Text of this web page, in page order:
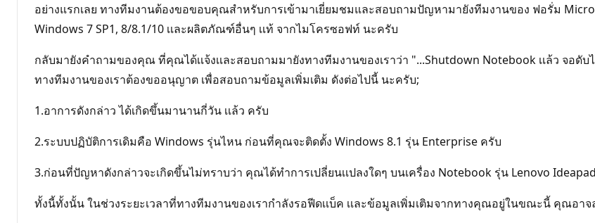
อย่างแรกเลย ทางทีมงานต้องขอขอบคุณสำหรับการเข้ามาเยี่ยมชมและสอบถามปัญหามายังทีมงานของ ฟอรั่ม
Windows 7 SP1, 8/8.1/10 เเละผลิตภัณฑ์อื่นๆ เเท้ จากไมโครซอฟท์ นะครับ
กลับมายังคำถามของคุณ ที่คุณได้เเจ้งเเละสอบถามมายังทางทีมงานของเราว่า "...Shutdown Notebook เเล้ว จอดั
ทางทีมงานของเราต้องขออนุญาต เพื่อสอบถามข้อมูลเพิ่มเติม ดังต่อไปนี้ นะครับ;
1.อาการดังกล่าว ได้เกิดขึ้นมานานกี่วัน เเล้ว ครับ
2.ระบบปฏิบัติการเดิมคือ Windows รุ่นไหน ก่อนที่คุณจะติดตั้ง Windows 8.1 รุ่น Enterprise ครับ
3.ก่อนที่ปัญหาดังกล่าวจะเกิดขึ้นไม่ทราบว่า คุณได้ทำการเปลี่ยนเเปลงใดๆ บนเครื่อง Notebook รุ่น Lenovo
ทั้งนี้ทั้งนั้น ในช่วงระยะเวลาที่ทางทีมงานของเรากำลังรอฟีดเเบ็ค เเละข้อมูลเพิ่มเติมจากทางคุณอยู่ในขณะนี้ คุณอ